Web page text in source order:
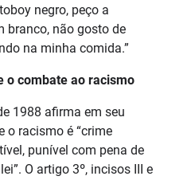
negro, peço a
branco, não gosto de
na minha comida.”
o combate ao racismo
1988 afirma em seu
o racismo é “crime
punível com pena de
O artigo 3º, incisos III e